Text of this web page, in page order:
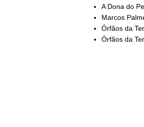
A Dona do
Marcos
Órfãos da
Órfãos da